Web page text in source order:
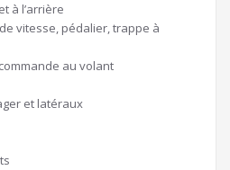
à l’arrière
vitesse, pédalier, trappe à
au volant
et latéraux